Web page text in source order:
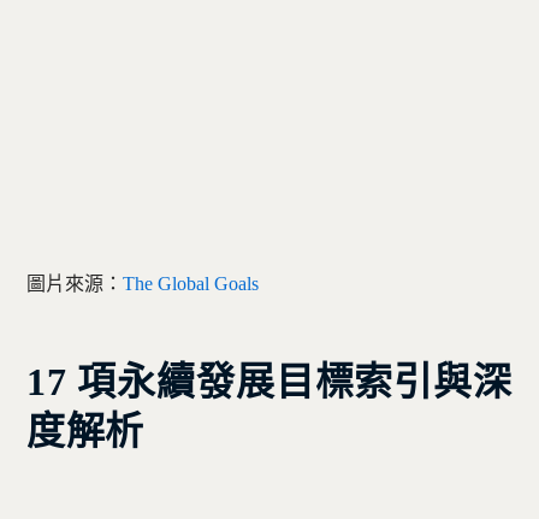
圖片來源：The Global Goals
17 項永續發展目標索引與深
度解析